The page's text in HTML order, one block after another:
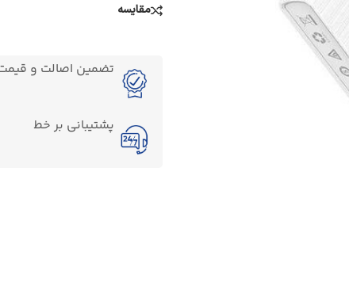
مقایسه
تضمین اصالت و قیمت
پشتیبانی بر خط